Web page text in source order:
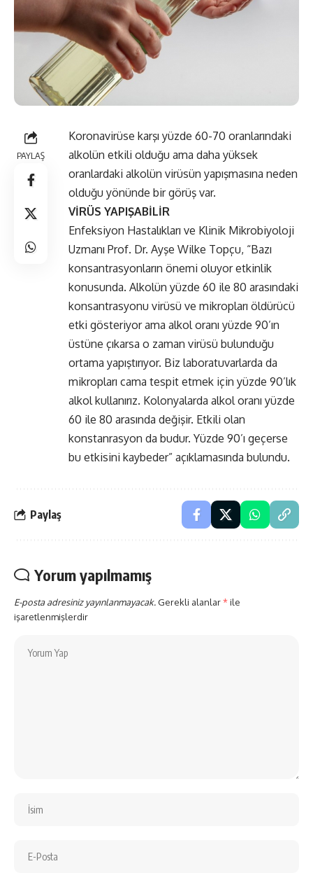
PAYLAŞ
Koronavirüse karşı yüzde 60-70 oranlarındaki
alkolün etkili olduğu ama daha yüksek
oranlardaki alkolün virüsün yapışmasına neden
olduğu yönünde bir görüş var.
VİRÜS YAPIŞABİLİR
Enfeksiyon Hastalıkları ve Klinik Mikrobiyoloji
Uzmanı Prof. Dr. Ayşe Wilke Topçu, “Bazı
konsantrasyonların önemi oluyor etkinlik
konusunda. Alkolün yüzde 60 ile 80 arasındaki
konsantrasyonu virüsü ve mikropları öldürücü
etki gösteriyor ama alkol oranı yüzde 90’ın
üstüne çıkarsa o zaman virüsü bulunduğu
ortama yapıştırıyor. Biz laboratuvarlarda da
mikropları cama tespit etmek için yüzde 90’lık
alkol kullanırız. Kolonyalarda alkol oranı yüzde
60 ile 80 arasında değişir. Etkili olan
konstanrasyon da budur. Yüzde 90’ı geçerse
bu etkisini kaybeder” açıklamasında bulundu.
Paylaş
Yorum yapılmamış
E-posta adresiniz yayınlanmayacak. Gerekli alanlar*ile
işaretlenmişlerdir